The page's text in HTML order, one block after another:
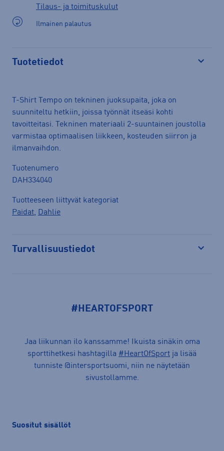
Tilaus- ja toimituskulut
Ilmainen palautus
Tuotetiedot
T-Shirt Tempo on tekninen juoksupaita, joka on
suunniteltu hetkiin, joissa työnnät itseäsi kohti
tavoitteitasi. Tekninen materiaali 2-suuntainen joustolla
varmistaa optimaalisen liikkeen, kosteuden siirron ja
ilmanvaihdon.
Tuotenumero
DAH334040
Tuotteeseen liittyvät kategoriat
Paidat, Dahlie
Turvallisuustiedot
#HEARTOFSPORT
Jaa liikunnan ilo kanssamme! Ikuista sinäkin oma
sporttihetkesi hashtagilla #HeartOfSport ja lisää
tunniste @intersportsuomi, niin ne näytetään
sivustollamme.
Suositut sisällöt